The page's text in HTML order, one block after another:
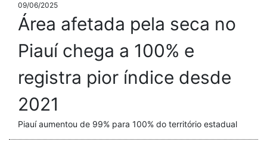
09/06/2025
Área afetada pela seca no
Piauí chega a 100% e
registra pior índice desde
2021
Piauí aumentou de 99% para 100% do território estadual